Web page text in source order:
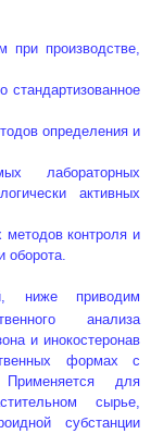
при производстве,
стандартизованное
определения и
лабораторных
активных
контроля и
оборота.
ниже приводим
анализа
и инокостеронав
формах с
для
сырье,
субстанции